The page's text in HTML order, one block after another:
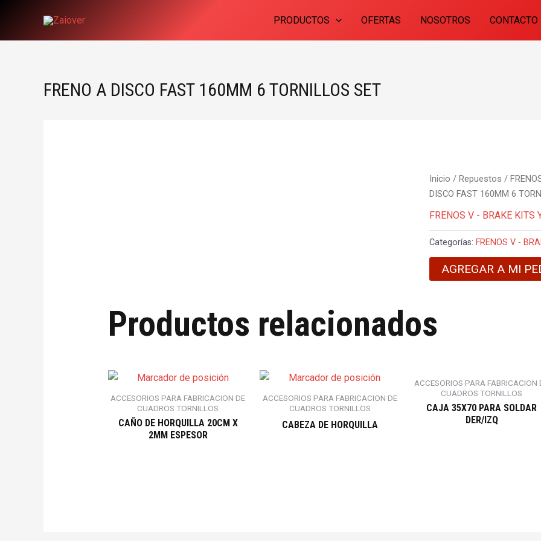
PRODUCTOS OFERTAS NOSOTROS CONTACTO
FRENO A DISCO FAST 160MM 6 TORNILLOS SET
Inicio / Repuestos /
DISCO FAST 160MM 6
FRENOS V - BRAKE KITS
Categorías: FRENOS V -
AGREGAR A MI
Productos relacionados
ACCESORIOS PARA FABRICACION DE
CUADROS TORNILLOS
CAÑO DE HORQUILLA 20CM X
2MM ESPESOR
ACCESORIOS PARA FABRICACION DE
CUADROS TORNILLOS
CABEZA DE HORQUILLA
ACCESORIOS PARA FABRICACION
CUADROS TORNILLOS
CAJA 35X70 PARA SOLDAR
DER/IZQ